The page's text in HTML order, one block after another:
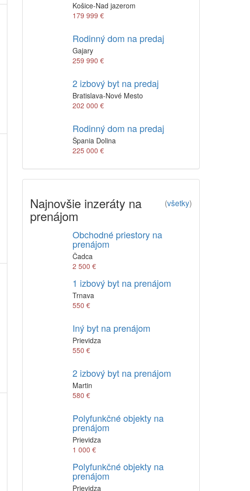
Košice-Nad jazerom
179 999 €
Rodinný dom na predaj
Gajary
259 990 €
2 izbový byt na predaj
Bratislava-Nové Mesto
202 000 €
Rodinný dom na predaj
Špania Dolina
225 000 €
(všetky)
Najnovšie inzeráty na
prenájom
Obchodné priestory na
prenájom
Čadca
2 500 €
1 izbový byt na prenájom
Trnava
550 €
Iný byt na prenájom
Prievidza
550 €
2 izbový byt na prenájom
Martin
580 €
Polyfunkčné objekty na
prenájom
Prievidza
1 000 €
Polyfunkčné objekty na
prenájom
Prievidza